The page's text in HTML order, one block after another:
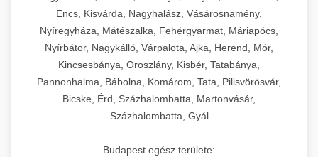
Encs, Kisvárda, Nagyhalász, Vásárosnamény,
Nyíregyháza, Mátészalka, Fehérgyarmat, Máriapócs,
Nyírbátor, Nagykálló, Várpalota, Ajka, Herend, Mór,
Kincsesbánya, Oroszlány, Kisbér, Tatabánya,
Pannonhalma, Bábolna, Komárom, Tata, Pilisvörösvár,
Bicske, Érd, Százhalombatta, Martonvásár,
Százhalombatta, Gyál
Budapest egész területe: